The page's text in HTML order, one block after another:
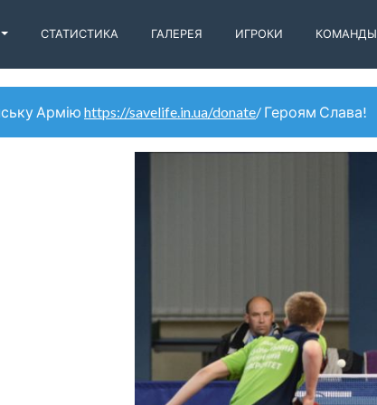
СТАТИСТИКА ГАЛЕРЕЯ ИГРОКИ КОМАНДЫ
Армію https://savelife.in.ua/donate/ Героям Слава!